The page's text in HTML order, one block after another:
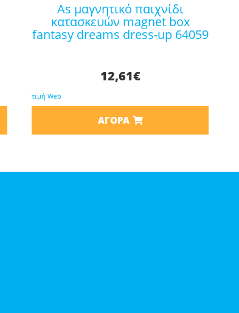
as μαγνητικό παιχνίδι
κατασκευών magnet box
fantasy dreams dress-up 64059
12,61€
τιμή Web
ΑΓΟΡΆ